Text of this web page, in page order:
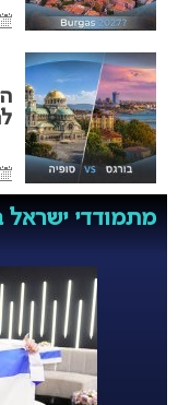
מתמודדי ישראל